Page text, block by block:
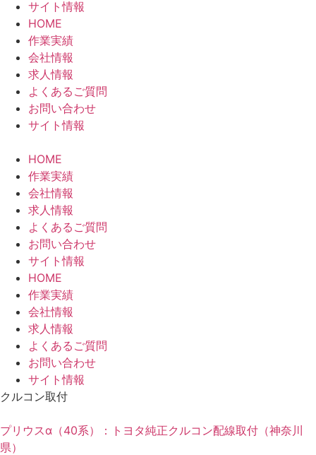
サイト情報
HOME
作業実績
会社情報
求人情報
よくあるご質問
お問い合わせ
サイト情報
HOME
作業実績
会社情報
求人情報
よくあるご質問
お問い合わせ
サイト情報
HOME
作業実績
会社情報
求人情報
よくあるご質問
お問い合わせ
サイト情報
クルコン取付
プリウスα（40系）：トヨタ純正クルコン配線取付（神奈川
県）